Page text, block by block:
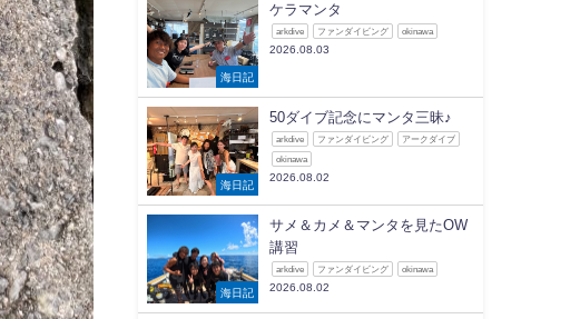
海日記
ケラマンタ
arkdive ファンダイビング okinawa
2026.08.03
海日記
50ダイブ記念にマンタ三昧♪
arkdive ファンダイビング アークダイブ
okinawa
2026.08.02
海日記
サメ＆カメ＆マンタを見たOW
講習
arkdive ファンダイビング okinawa
2026.08.02